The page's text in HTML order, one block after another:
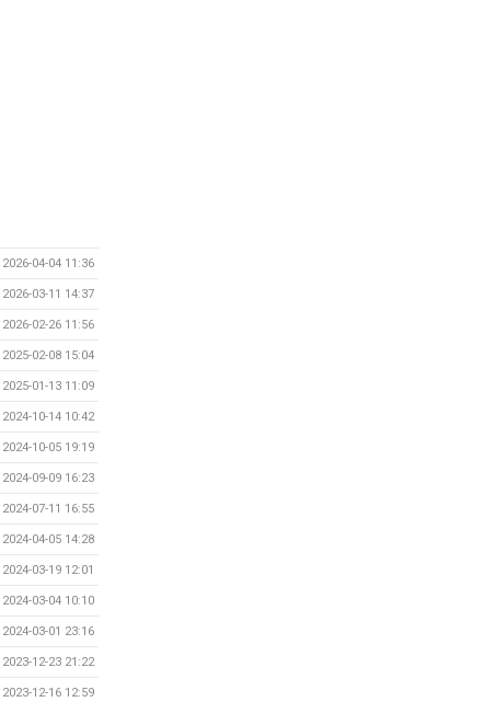
2026-04-04 11:36
2026-03-11 14:37
2026-02-26 11:56
2025-02-08 15:04
2025-01-13 11:09
2024-10-14 10:42
2024-10-05 19:19
2024-09-09 16:23
2024-07-11 16:55
2024-04-05 14:28
2024-03-19 12:01
2024-03-04 10:10
2024-03-01 23:16
2023-12-23 21:22
2023-12-16 12:59